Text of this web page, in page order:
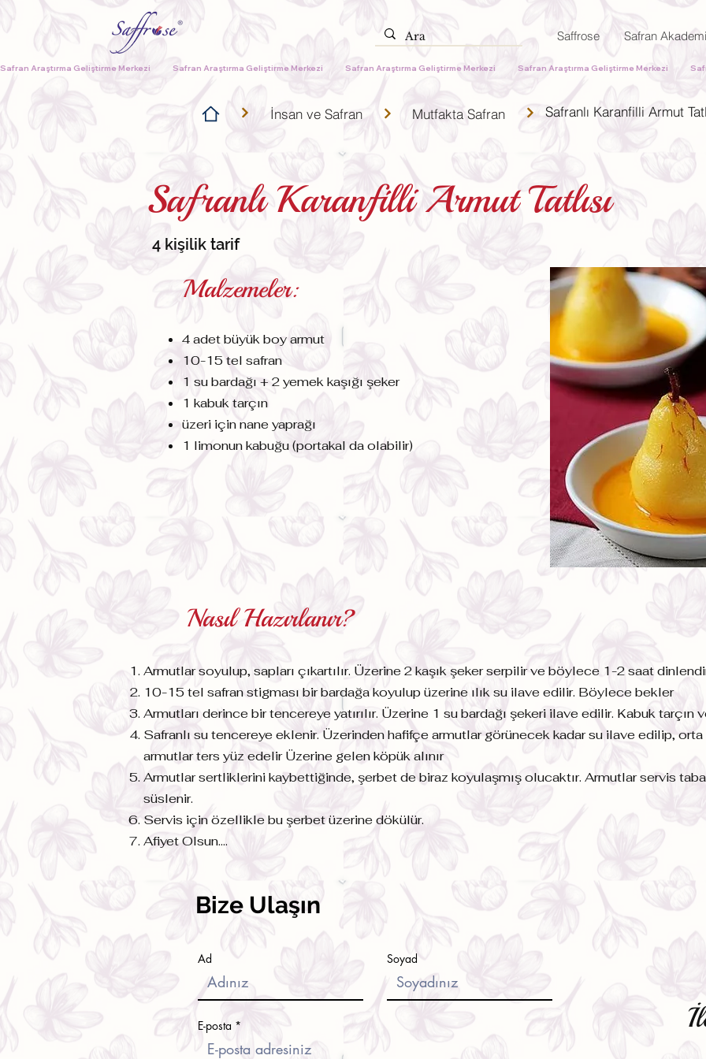
Saffrose Safran Akademi
Safran Araştırma Geliştirme Merkezi
İnsan ve Safran Mutfakta Safran Safranlı Karanfilli Armut
Safranlı Karanfilli Armut Tatlısı
4 kişilik tarif
Malzemeler:
4 adet büyük boy armut
10-15 tel safran
1 su bardağı + 2 yemek kaşığı şeker
1 kabuk tarçın
üzeri için nane yaprağı
1 limonun kabuğu (portakal da olabilir)
Nasıl Hazırlanır?
Armutlar soyulup, sapları çıkartılır. Üzerine 2 kaşık şeker serpilir ve böylece 1-2 saat
10-15 tel safran stigması bir bardağa koyulup üzerine ılık su ilave edilir. Böylece bekler
Armutları derince bir tencereye yatırılır. Üzerine 1 su bardağı şekeri ilave edilir. Kabuk
Safranlı su tencereye eklenir. Üzerinden hafifçe armutlar görünecek kadar su ilave edilip, orta
armutlar ters yüz edelir Üzerine gelen köpük alınır
Armutlar sertliklerini kaybettiğinde, şerbet de biraz koyulaşmış olucaktır. Armutlar servis
süslenir.
Servis için özellikle bu şerbet üzerine dökülür.
Afiyet Olsun….
Bize Ulaşın
Ad Soyad
E-posta